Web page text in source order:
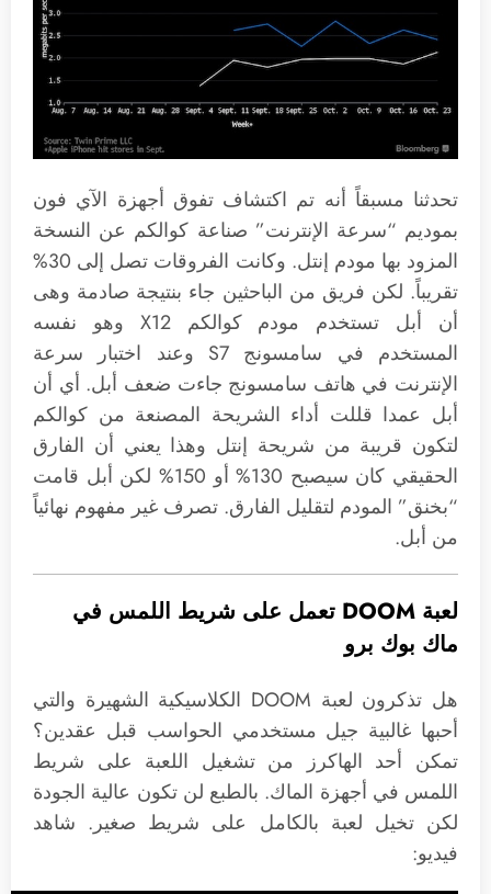
تحدثنا مسبقاً أنه تم اكتشاف تفوق أجهزة الآي فون
بموديم “سرعة الإنترنت” صناعة كوالكم عن النسخة
المزود بها مودم إنتل. وكانت الفروقات تصل إلى 30%
تقريباً. لكن فريق من الباحثين جاء بنتيجة صادمة وهى
أن أبل تستخدم مودم كوالكم X12 وهو نفسه
المستخدم في سامسونج S7 وعند اختبار سرعة
الإنترنت في هاتف سامسونج جاءت ضعف أبل. أي أن
أبل عمدا قللت أداء الشريحة المصنعة من كوالكم
لتكون قريبة من شريحة إنتل وهذا يعني أن الفارق
الحقيقي كان سيصبح 130% أو 150% لكن أبل قامت
“بخنق” المودم لتقليل الفارق. تصرف غير مفهوم نهائياً
من أبل.
لعبة DOOM تعمل على شريط اللمس في
ماك بوك برو
هل تذكرون لعبة DOOM الكلاسيكية الشهيرة والتي
أحبها غالبية جيل مستخدمي الحواسب قبل عقدين؟
تمكن أحد الهاكرز من تشغيل اللعبة على شريط
اللمس في أجهزة الماك. بالطبع لن تكون عالية الجودة
لكن تخيل لعبة بالكامل على شريط صغير. شاهد
فيديو: